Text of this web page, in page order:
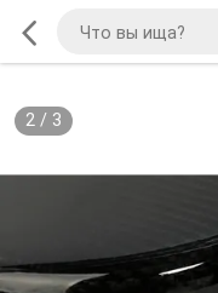
2/ 3